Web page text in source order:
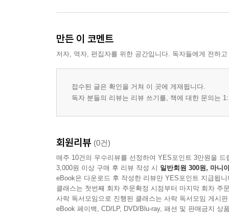
만든 이 코멘트
저자, 역자, 편집자를 위한 공간입니다. 독자들에게 전하
접수된 글은 확인을 거쳐 이 곳에 게재됩니다.
독자 분들의 리뷰는 리뷰 쓰기를, 책에 대한 문의는
회원리뷰 (0건)
매주 10건의 우수리뷰를 선정하여 YES포인트 3만원을 드
3,000원 이상 구매 후 리뷰 작성 시 일반회원 300원, 마니
eBook은 다운로드 후 작성한 리뷰만 YES포인트 지급됩니
클래스는 첫번째 회차 주문확정 시점부터 마지막 회차 주
사락 독서모임으로 진행된 클래스는 사락 독서모임 게시
eBook 페이백, CD/LP, DVD/Blu-ray, 패션 및 판매금지 상